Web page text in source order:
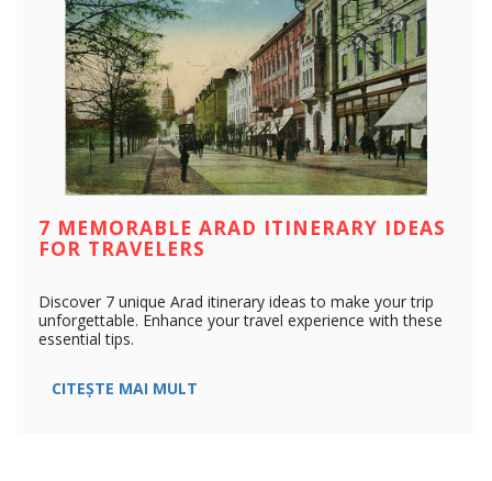
7 MEMORABLE ARAD ITINERARY IDEAS
FOR TRAVELERS
Discover 7 unique Arad itinerary ideas to make your trip
unforgettable. Enhance your travel experience with these
essential tips.
CITEȘTE MAI MULT